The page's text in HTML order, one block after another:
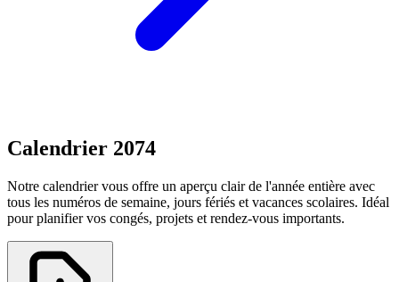
Calendrier 2074
Notre calendrier vous offre un aperçu clair de l'année entière avec
tous les numéros de semaine, jours fériés et vacances scolaires. Idéal
pour planifier vos congés, projets et rendez-vous importants.